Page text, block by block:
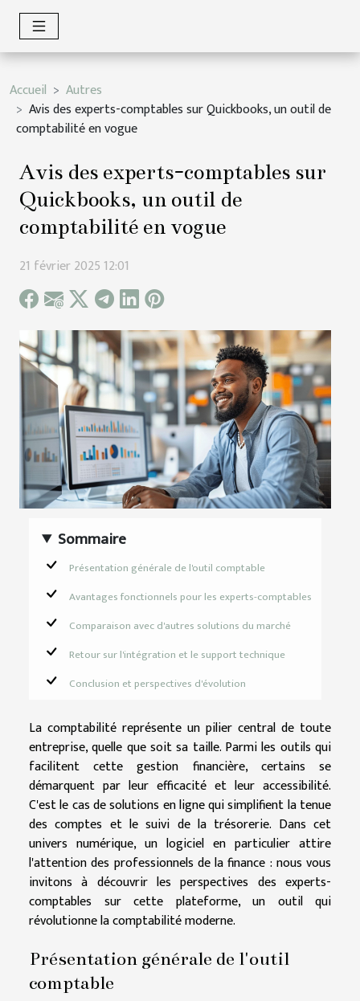
Accueil
Autres
Avis des experts-comptables sur Quickbooks, un outil de
comptabilité en vogue
Avis des experts-comptables sur
Quickbooks, un outil de
comptabilité en vogue
21 février 2025 12:01
Sommaire
Présentation générale de l'outil comptable
Avantages fonctionnels pour les experts-comptables
Comparaison avec d'autres solutions du marché
Retour sur l'intégration et le support technique
Conclusion et perspectives d'évolution
La comptabilité représente un pilier central de toute
entreprise, quelle que soit sa taille. Parmi les outils qui
facilitent cette gestion financière, certains se
démarquent par leur efficacité et leur accessibilité.
C'est le cas de solutions en ligne qui simplifient la tenue
des comptes et le suivi de la trésorerie. Dans cet
univers numérique, un logiciel en particulier attire
l'attention des professionnels de la finance : nous vous
invitons à découvrir les perspectives des experts-
comptables sur cette plateforme, un outil qui
révolutionne la comptabilité moderne.
Présentation générale de l'outil
comptable